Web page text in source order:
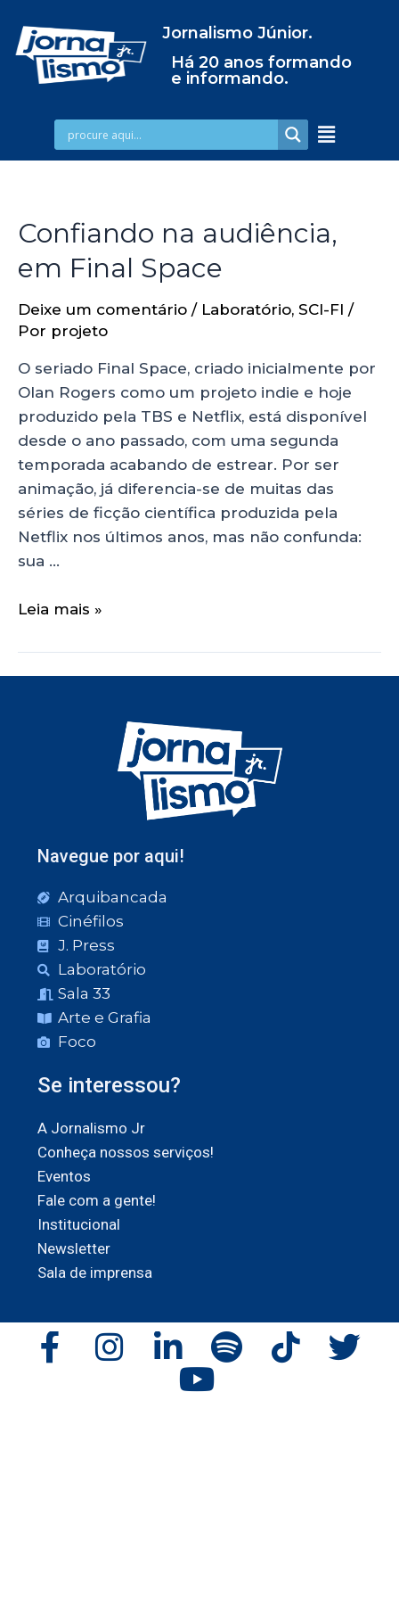
Jornalismo Júnior.
Há 20 anos formando
e informando.
Confiando‌ ‌na‌ ‌audiência,‌
‌em‌ ‌‌Final‌ ‌Space‌
Deixe um comentário / Laboratório, SCI-FI /
Por projeto
O seriado Final Space, criado inicialmente por
Olan Rogers como um projeto indie e hoje
produzido pela TBS e Netflix, está disponível
desde o ano passado, com uma segunda
temporada acabando de estrear. Por ser
animação, já diferencia-se de muitas das
séries de ficção científica produzida pela
Netflix nos últimos anos, mas não confunda:
sua …
Leia mais »
Navegue por aqui!
Arquibancada
Cinéfilos
J. Press
Laboratório
Sala 33
Arte e Grafia
Foco
Se interessou?
A Jornalismo Jr
Conheça nossos serviços!
Eventos
Fale com a gente!
Institucional
Newsletter
Sala de imprensa